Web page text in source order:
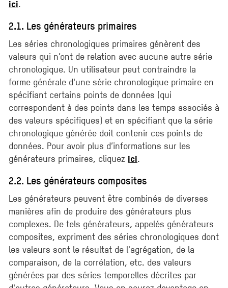
ici.
2.1. Les générateurs primaires
Les séries chronologiques primaires génèrent des
valeurs qui n’ont de relation avec aucune autre série
chronologique. Un utilisateur peut contraindre la
forme générale d'une série chronologique primaire en
spécifiant certains points de données (qui
correspondent à des points dans les temps associés à
des valeurs spécifiques) et en spécifiant que la série
chronologique générée doit contenir ces points de
données. Pour avoir plus d’informations sur les
générateurs primaires, cliquez ici.
2.2. Les générateurs composites
Les générateurs peuvent être combinés de diverses
manières afin de produire des générateurs plus
complexes. De tels générateurs, appelés générateurs
composites, expriment des séries chronologiques dont
les valeurs sont le résultat de l'agrégation, de la
comparaison, de la corrélation, etc. des valeurs
générées par des séries temporelles décrites par